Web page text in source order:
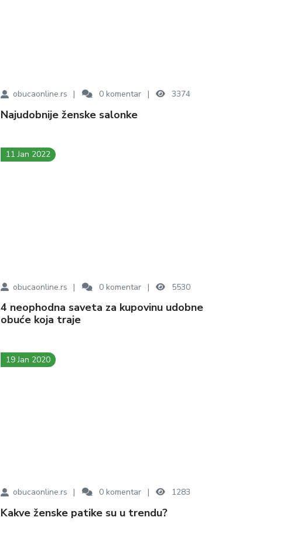
obucaonline.rs 0 komentar 3374
Najudobnije ženske salonke
obucaonline.rs 0 komentar 5530
11 Jan 2022
4 neophodna saveta za kupovinu udobne
obuće koja traje
obucaonline.rs 0 komentar 1283
19 Jan 2020
Kakve ženske patike su u trendu?